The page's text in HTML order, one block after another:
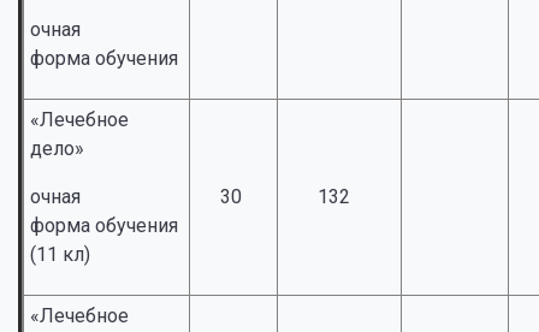
очная
форма обучения
«Лечебное
дело»
очная
форма обучения
(11 кл)
30 132
«Лечебное